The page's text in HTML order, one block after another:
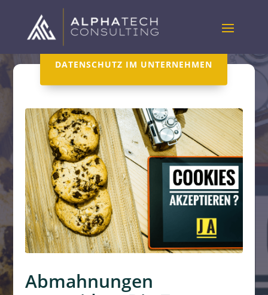
DATENSCHUTZ IM UNTERNEHMEN
Abmahnungen